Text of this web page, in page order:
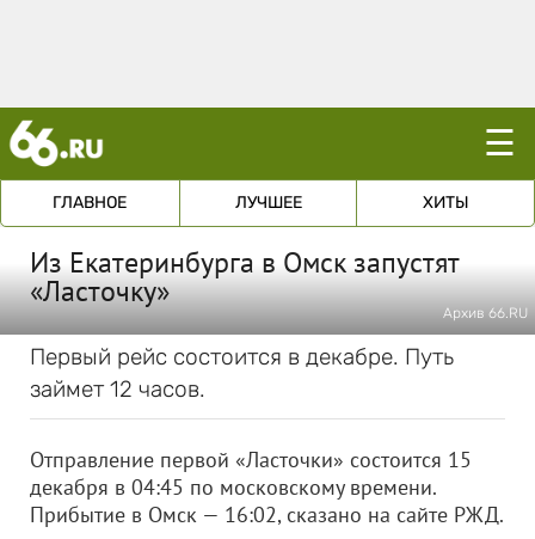
☰
ГЛАВНОЕ ЛУЧШЕЕ ХИТЫ
Из Екатеринбурга в Омск запустят
«Ласточку»
Архив 66.RU
Первый рейс состоится в декабре. Путь
займет 12 часов.
Отправление первой «Ласточки» состоится 15
декабря в 04:45 по московскому времени.
Прибытие в Омск — 16:02, сказано на сайте РЖД.